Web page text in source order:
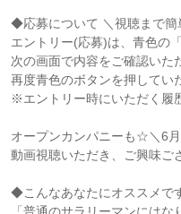
◆応募について ＼視聴まで簡
エントリー(応募)は、青色の
次の画面で内容をご確認いた
再度青色のボタンを押してい
※エントリー時にいただく履
オープンカンパニーも☆＼6
動画視聴いただき、ご興味ご
◆こんなあなたにオススメで